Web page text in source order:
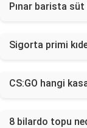
Pınar barista süt
Sigorta primi
CS:GO hangi
8 bilardo topu